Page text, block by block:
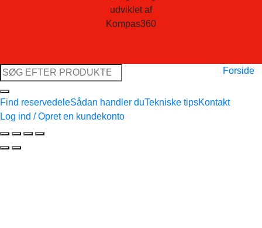
udviklet af
Kompas360
Søg
efter:
Forside
Find reservedeleSådan handler duTekniske tipsKontakt
Log ind / Opret en kundekonto